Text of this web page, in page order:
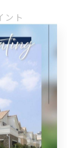
ント
いる
記されている
まれている
追加費用やト
塗装を依頼す
第三者にもチ